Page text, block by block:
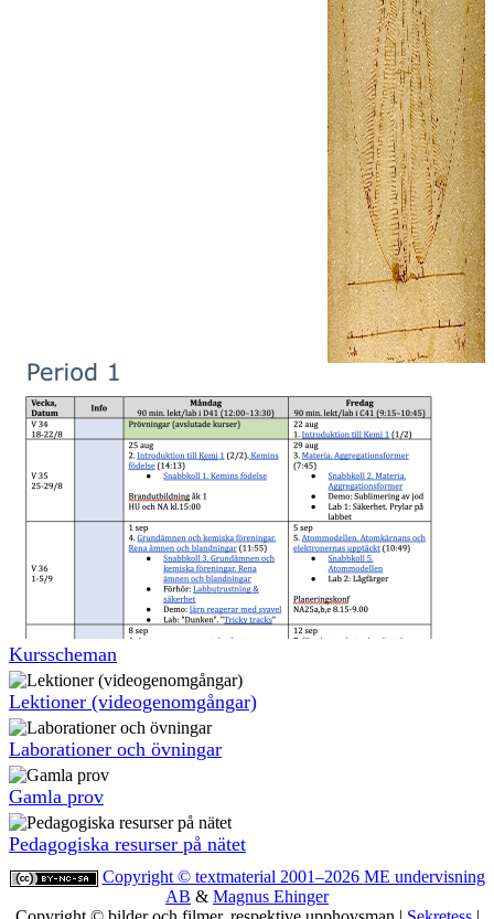
Kursscheman
Lektioner (video­ge­nom­gångar)
Laborationer och övningar
Gamla prov
Pedagogiska resurser på nätet
Copyright © textmaterial 2001–2026 ME undervisning
AB & Magnus Ehinger